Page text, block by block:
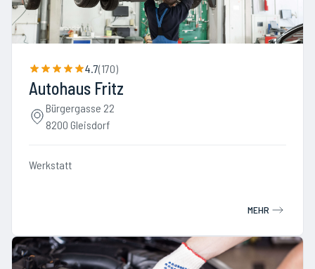
4.7(170)
Autohaus Fritz
Bürgergasse 22
8200 Gleisdorf
Werkstatt
MEHR